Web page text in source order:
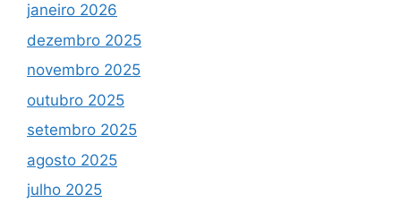
janeiro 2026
dezembro 2025
novembro 2025
outubro 2025
setembro 2025
agosto 2025
julho 2025